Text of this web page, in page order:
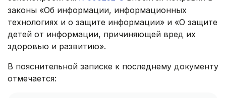
законы «Об информации, информационных
технологиях и о защите информации» и «О защите
детей от информации, причиняющей вред их
здоровью и развитию».
В пояснительной записке к последнему документу
отмечается: